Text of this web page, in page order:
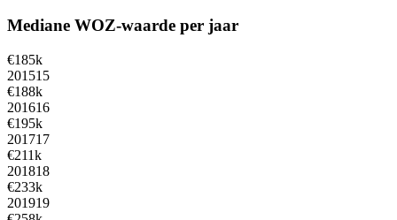
Mediane WOZ-waarde per jaar
€185k
201515
€188k
201616
€195k
201717
€211k
201818
€233k
201919